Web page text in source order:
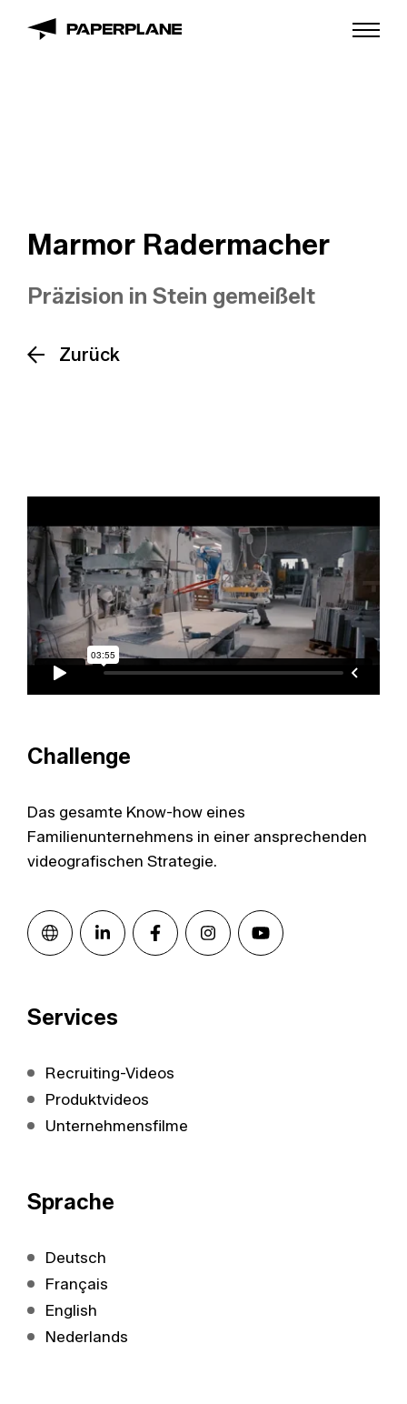
Marmor Radermacher
Präzision in Stein gemeißelt
Zurück
Challenge
Das gesamte Know-how eines
Familienunternehmens in einer ansprechenden
videografischen Strategie.
Services
Recruiting-Videos
Produktvideos
Unternehmensfilme
Sprache
Deutsch
Français
English
Nederlands